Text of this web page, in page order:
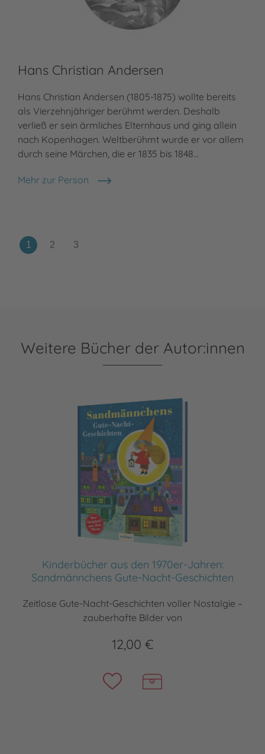
Hans Christian Andersen
Hans Christian Andersen (1805-1875) wollte bereits
als Vierzehnjähriger berühmt werden. Deshalb
verließ er sein ärmliches Elternhaus und ging allein
nach Kopenhagen. Weltberühmt wurde er vor allem
durch seine Märchen, die er 1835 bis 1848…
Mehr zur Person
Hans Christian Andersen
Weitere Bücher der Autor:innen
Kinderbücher aus den 1970er-Jahren:
Sandmännchens Gute-Nacht-Geschichten
Zeitlose Gute-Nacht-Geschichten voller Nostalgie –
zauberhafte Bilder von
12,00 €